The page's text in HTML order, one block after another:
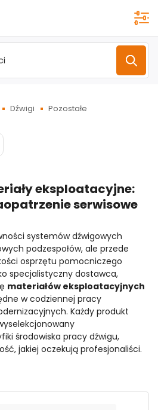
Dźwigi Pozostałe
eksploatacyjne:
serwisowe
systemów dźwigowych
podzespołów, ale przede
osprzętu pomocniczego
specjalistyczny dostawca,
materiałów eksploatacyjnych
w codziennej pracy
Każdy produkt
środowiska pracy dźwigu,
jakiej oczekują profesjonaliści.